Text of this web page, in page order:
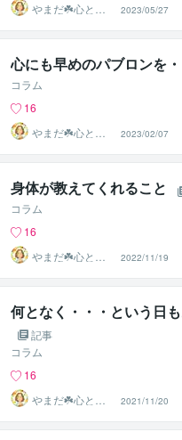
やまだ☘️心と頭
がスッキリ整う
サロン
2023/05/27
心にも早めのパブロンを・
コラム
16
やまだ☘️心と頭
がスッキリ整う
サロン
2023/02/07
身体が教えてくれること
コラム
16
やまだ☘️心と頭
がスッキリ整う
サロン
2022/11/19
何となく・・・という日
記事
コラム
16
やまだ☘️心と頭
がスッキリ整う
サロン
2021/11/20